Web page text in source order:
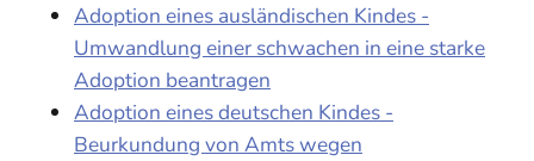
Adoption eines ausländischen Kindes -
Umwandlung einer schwachen in eine starke
Adoption beantragen
Adoption eines deutschen Kindes -
Beurkundung von Amts wegen